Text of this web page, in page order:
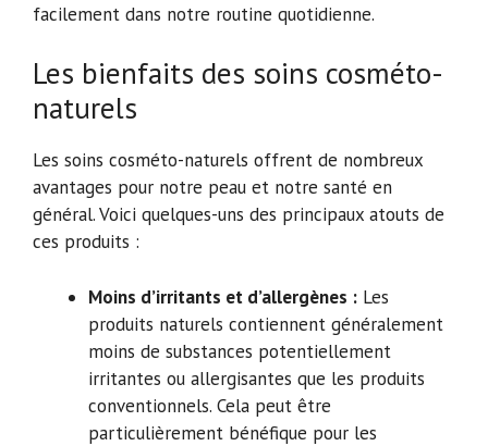
facilement dans notre routine quotidienne.
Les bienfaits des soins cosméto-
naturels
Les soins cosméto-naturels offrent de nombreux
avantages pour notre peau et notre santé en
général. Voici quelques-uns des principaux atouts de
ces produits :
Moins d’irritants et d’allergènes : Les
produits naturels contiennent généralement
moins de substances potentiellement
irritantes ou allergisantes que les produits
conventionnels. Cela peut être
particulièrement bénéfique pour les